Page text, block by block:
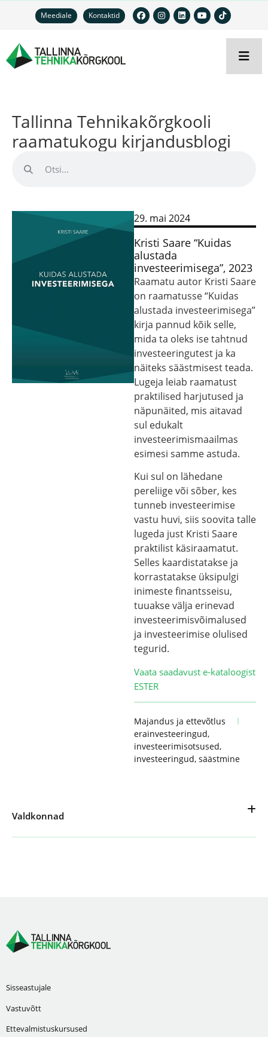
Meediale Kontaktid
Tallinna Tehnikakõrgkooli
raamatukogu kirjandusblogi
29. mai 2024
Kristi Saare “Kuidas
alustada
investeerimisega”, 2023
Raamatu autor Kristi Saare
on raamatusse “Kuidas
alustada investeerimisega”
kirja pannud kõik selle,
mida ta oleks ise tahtnud
investeeringutest ja ka
näiteks säästmisest teada.
Lugeja leiab raamatust
praktilised harjutused ja
näpunäited, mis aitavad
sul edukalt
investeerimismaailmas
esimesi samme astuda.
Kui sul on lähedane
pereliige või sõber, kes
tunneb investeerimise
vastu huvi, siis soovita talle
lugeda just Kristi Saare
praktilist käsiraamatut.
Selles kaardistatakse ja
korrastatakse üksipulgi
inimeste finantsseisu,
tuuakse välja erinevad
investeerimisvõimalused
ja investeerimise olulised
tegurid.
Vaata saadavust e-kataloogist
ESTER
Majandus ja ettevõtlus
erainvesteeringud,
investeerimisotsused,
investeeringud, säästmine
Valdkonnad
Sisseastujale
Vastuvõtt
Ettevalmistuskursused